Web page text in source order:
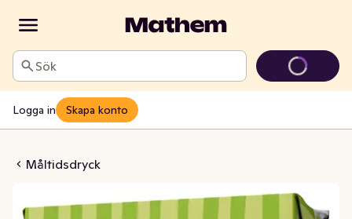
Sök
Logga in Skapa konto
Måltidsdryck
Päron